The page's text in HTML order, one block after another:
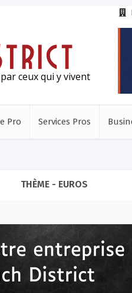
par ceux qui y vivent
Pro Services Pros
THÈME - EUROS